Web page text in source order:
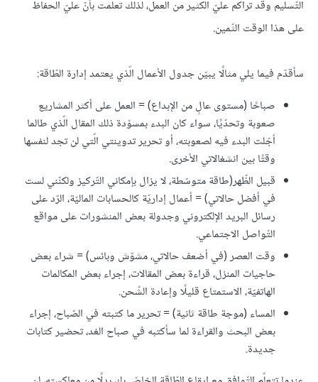
التّسليم وقد تراكم عليّ الكثير من العمل، لذلك تعلّمت بأنّ عليّ الحفاظ
على هذا الوقت الثّمين.
سأقدّم فيما يلي مثالًا يبيّن جدول الأعمال الّذي يعتمد إدارة الطّاقة:
صباحًا (مستوى عالٍ من الإبداع) = العمل على أكثر المشاريع
صعوبة وتحدّيًا، سواء كان البدء بمسوّدة ذلك المقال الّذي طالما
أجّلت البدء فيه لصعوبته، أو تحرير تدوينتي الّتي لن تجد لنفسها
وقتًا بين انشغالاتي الأخرى.
قبيل الظّهر(طاقة متوسّطة، لا يزال بإمكاني التّركيز ولكنّني لست
في أفضل حالاتي) = أعمال إداريّة كالحسابات الماليّة، الرّد على
رسائل البريد الإلكتروني وجدولة بعض المنشورات على مواقع
التّواصل الاجتماعي.
وقت العصر (في أضعف حالاتي، مشوّش وبائس) = شراء بعض
حاجيات المنزل، قراءة بعض المقالات، إجراء بعض المكالمات
الهاتفيّة، الاستمتاع قليلًا وإعادة الشّحن.
المساء (موجة طاقة ثانية) = تحرير ما كتبته في الصّباح، إجراء
بعض البحث والقراءة لما سأكتبه في صباح الغد، تحضير كتابات
جديدة.